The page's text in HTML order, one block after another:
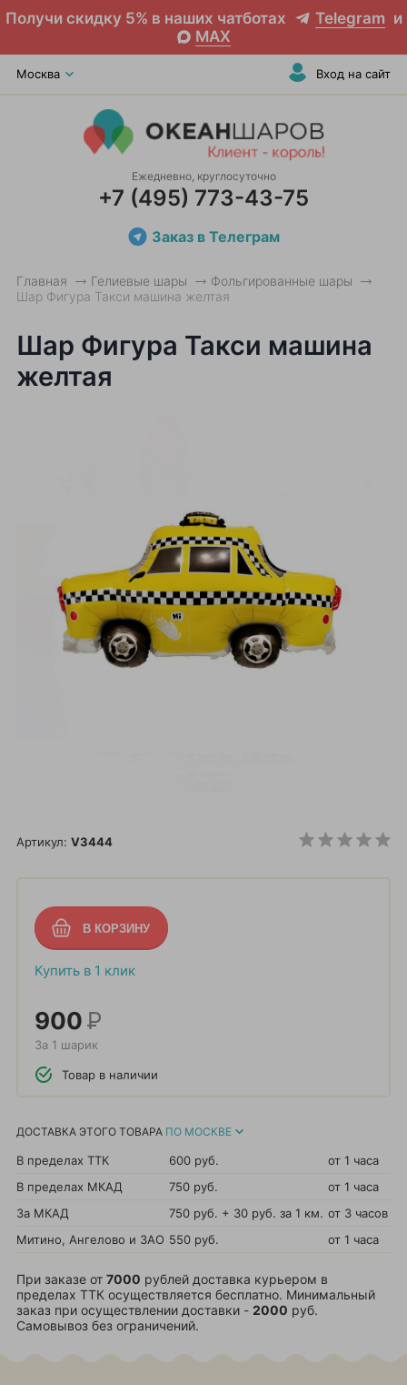
Получи скидку 5% в наших чатботах Telegram и
MAX
Москва Вход на сайт
Ежедневно, круглосуточно
+7 (495) 773-43-75
Заказ в Телеграм
Главная Гелиевые шары
Фольгированные шары
Шар Фигура Такси машина желтая
Шар Фигура Такси машина
желтая
Артикул: V3444
Купить в 1 клик
900Р
За 1 шарик
Товар в наличии
ДОСТАВКА ЭТОГО ТОВАРА ПО МОСКВЕ
В пределах ТТК 600 руб.
от 1 часа
В пределах МКАД
750 руб.
от 1 часа
За МКАД
750 руб. + 30 руб. за 1 км. от 3 часов
Митино, Ангелово и ЗАО 550 руб. от 1 часа
При заказе от 7000 рублей доставка курьером в
пределах ТТК осуществляется бесплатно. Минимальный
заказ при осуществлении доставки - 2000 руб.
Самовывоз без ограничений.